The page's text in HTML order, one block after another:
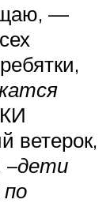
—
ветерок,
–дети